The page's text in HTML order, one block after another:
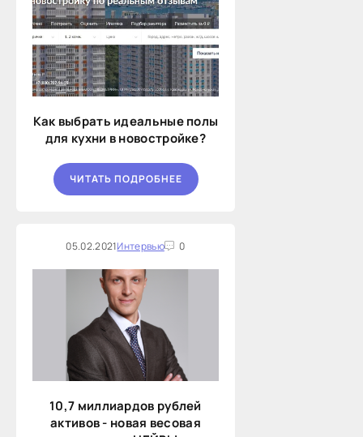
Как выбрать идеальные полы
для кухни в новостройке?
ЧИТАТЬ ПОДРОБНЕЕ
05.02.2021Интервью 0
10,7 миллиардов рублей
активов - новая весовая